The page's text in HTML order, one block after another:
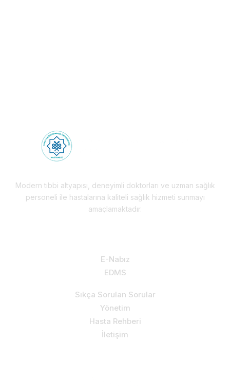
Modern tıbbi altyapısı, deneyimli doktorları ve uzman sağlık
personeli ile hastalarına kaliteli sağlık hizmeti sunmayı
amaçlamaktadır.
E-Nabız
EDMS
Sıkça Sorulan Sorular
Yönetim
Hasta Rehberi
İletişim